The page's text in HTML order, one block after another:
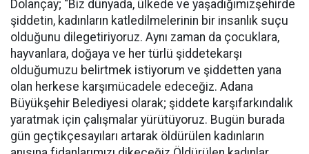
Dolançay; “Biz dünyada, ülkede ve yaşadığımızşehirde
şiddetin, kadınların katledilmelerinin bir insanlık suçu
olduğunu dilegetiriyoruz. Aynı zaman da çocuklara,
hayvanlara, doğaya ve her türlü şiddetekarşı
olduğumuzu belirtmek istiyorum ve şiddetten yana
olan herkese karşımücadele edeceğiz. Adana
Büyükşehir Belediyesi olarak; şiddete karşıfarkındalık
yaratmak için çalışmalar yürütüyoruz. Bugün burada
gün geçtikçesayıları artarak öldürülen kadınların